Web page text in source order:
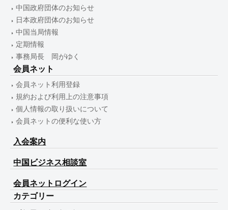
中国政府団体のお知らせ
日本政府団体のお知らせ
中国当局情報
定期情報
事務局長 岡がゆく
会員ネット
会員ネット利用登録
規約および利用上の注意事項
個人情報の取り扱いについて
会員ネットの便利な使い方
入会案内
中国ビジネス相談室
会員ネットログイン
カテゴリー